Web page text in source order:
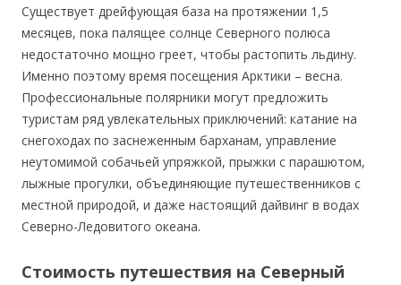
Существует дрейфующая база на протяжении 1,5
месяцев, пока палящее солнце Северного полюса
недостаточно мощно греет, чтобы растопить льдину.
Именно поэтому время посещения Арктики – весна.
Профессиональные полярники могут предложить
туристам ряд увлекательных приключений: катание на
снегоходах по заснеженным барханам, управление
неутомимой собачьей упряжкой, прыжки с парашютом,
лыжные прогулки, объединяющие путешественников с
местной природой, и даже настоящий дайвинг в водах
Северно-Ледовитого океана.
Стоимость путешествия на Северный